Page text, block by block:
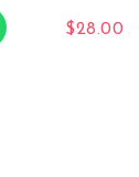
$28.00